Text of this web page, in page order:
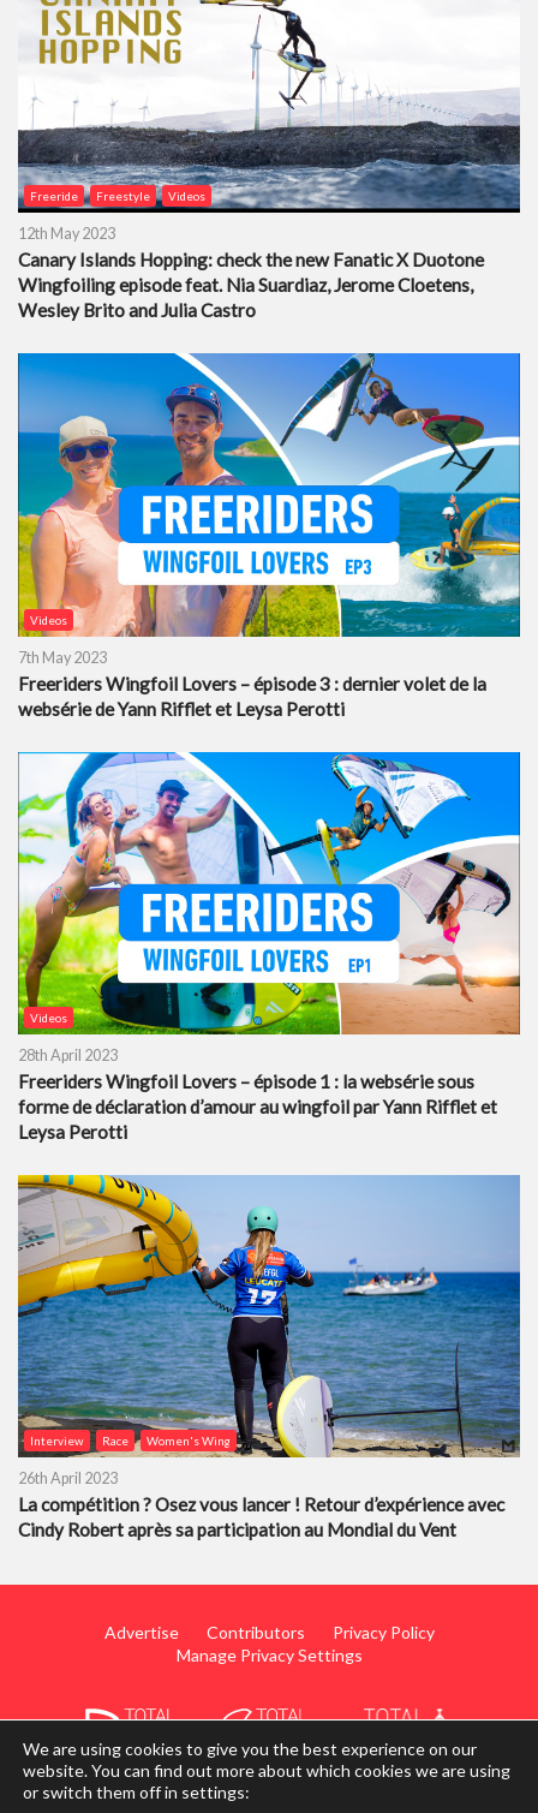
Freeride Freestyle Videos
12th May 2023
Canary Islands Hopping: check the new Fanatic X Duotone
Wingfoiling episode feat. Nia Suardiaz, Jerome Cloetens,
Wesley Brito and Julia Castro
Videos
7th May 2023
Freeriders Wingfoil Lovers – épisode 3 : dernier volet de la
websérie de Yann Rifflet et Leysa Perotti
Videos
28th April 2023
Freeriders Wingfoil Lovers – épisode 1 : la websérie sous
forme de déclaration d’amour au wingfoil par Yann Rifflet et
Leysa Perotti
Interview Race Women's Wing
26th April 2023
La compétition ? Osez vous lancer ! Retour d’expérience avec
Cindy Robert après sa participation au Mondial du Vent
Advertise Contributors
Privacy Policy
Manage Privacy Settings
© 2014 - 2026 TotalWing. Edited & Translated by
We are using cookies to give you the best experience on our
website. You can find out more about which cookies we are using
or switch them off in settings: